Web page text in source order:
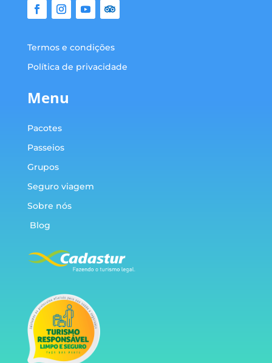
Termos e condições
Política de privacidade
Menu
Pacotes
Passeios
Grupos
Seguro viagem
Sobre nós
Blog